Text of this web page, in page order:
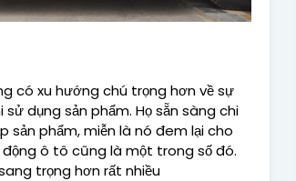
có xu hướng chú trọng hơn về sự
dụng sản phẩm. Họ sẵn sàng chi
sản phẩm, miễn là nó đem lại cho
ô tô cũng là một trong số đó.
trọng hơn rất nhiều